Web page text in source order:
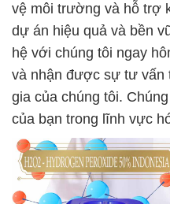
vệ môi trường và hỗ trợ
dự án hiệu quả và bền
hệ với chúng tôi ngay
và nhận được sự tư vấn
gia của chúng tôi.
của bạn trong lĩnh vực